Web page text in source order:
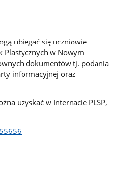
ubiegać się uczniowie
Plastycznych w Nowym
dokumentów tj. podania
informacyjnej oraz
uzyskać w Internacie PLSP,